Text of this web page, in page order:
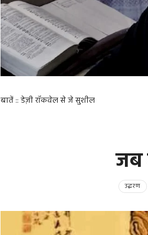
बातें :: डेज़ी रॉकवेल से जे सुशील
जब
उद्धरण